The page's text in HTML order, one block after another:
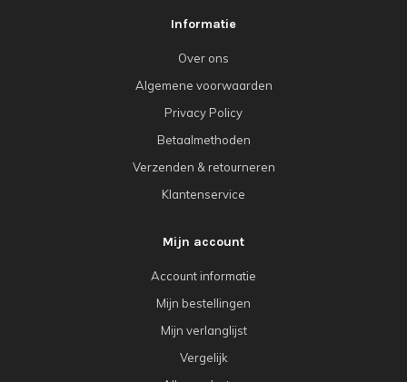
Informatie
Over ons
Algemene voorwaarden
Privacy Policy
Betaalmethoden
Verzenden & retourneren
Klantenservice
Mijn account
Account informatie
Mijn bestellingen
Mijn verlanglijst
Vergelijk